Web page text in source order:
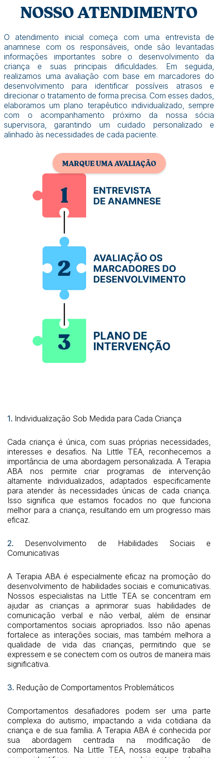
NOSSO ATENDIMENTO
O atendimento inicial começa com uma entrevista de
anamnese com os responsáveis, onde são levantadas
informações importantes sobre o desenvolvimento da
criança e suas principais dificuldades. Em seguida,
realizamos uma avaliação com base em marcadores do
desenvolvimento para identificar possíveis atrasos e
direcionar o tratamento de forma precisa. Com esses dados,
elaboramos um plano terapêutico individualizado, sempre
com o acompanhamento próximo da nossa sócia
supervisora, garantindo um cuidado personalizado e
alinhado às necessidades de cada paciente.
MARQUE UMA AVALIAÇÃO
1. Individualização Sob Medida para Cada Criança
Cada criança é única, com suas próprias necessidades,
interesses e desafios. Na Little TEA, reconhecemos a
importância de uma abordagem personalizada. A Terapia
ABA nos permite criar programas de intervenção
altamente individualizados, adaptados especificamente
para atender às necessidades únicas de cada criança.
Isso significa que estamos focados no que funciona
melhor para a criança, resultando em um progresso mais
eficaz.
2. Desenvolvimento de Habilidades Sociais e
Comunicativas
A Terapia ABA é especialmente eficaz na promoção do
desenvolvimento de habilidades sociais e comunicativas.
Nossos especialistas na Little TEA se concentram em
ajudar as crianças a aprimorar suas habilidades de
comunicação verbal e não verbal, além de ensinar
comportamentos sociais apropriados. Isso não apenas
fortalece as interações sociais, mas também melhora a
qualidade de vida das crianças, permitindo que se
expressem e se conectem com os outros de maneira mais
significativa.
3. Redução de Comportamentos Problemáticos
Comportamentos desafiadores podem ser uma parte
complexa do autismo, impactando a vida cotidiana da
criança e de sua família. A Terapia ABA é conhecida por
sua abordagem centrada na modificação de
comportamentos. Na Little TEA, nossa equipe trabalha